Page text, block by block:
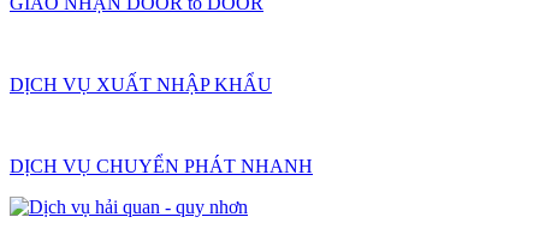
DỊCH VỤ XUẤT NHẬP KHẨU
DỊCH VỤ CHUYỂN PHÁT NHANH